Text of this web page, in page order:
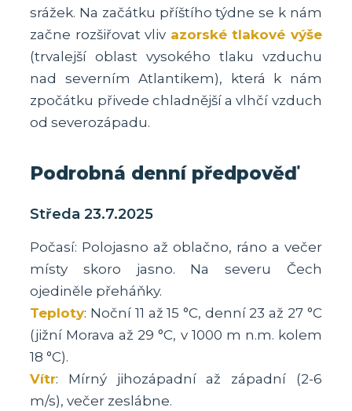
srážek. Na začátku příštího týdne se k nám
začne rozšiřovat vliv azorské tlakové výše
(trvalejší oblast vysokého tlaku vzduchu
nad severním Atlantikem), která k nám
zpočátku přivede chladnější a vlhčí vzduch
od severozápadu.
Podrobná denní předpověď
Středa 23.7.2025
Počasí: Polojasno až oblačno, ráno a večer
místy skoro jasno. Na severu Čech
ojediněle přeháňky.
Teploty: Noční 11 až 15 °C, denní 23 až 27 °C
(jižní Morava až 29 °C, v 1000 m n.m. kolem
18 °C).
Vítr: Mírný jihozápadní až západní (2-6
m/s), večer zeslábne.